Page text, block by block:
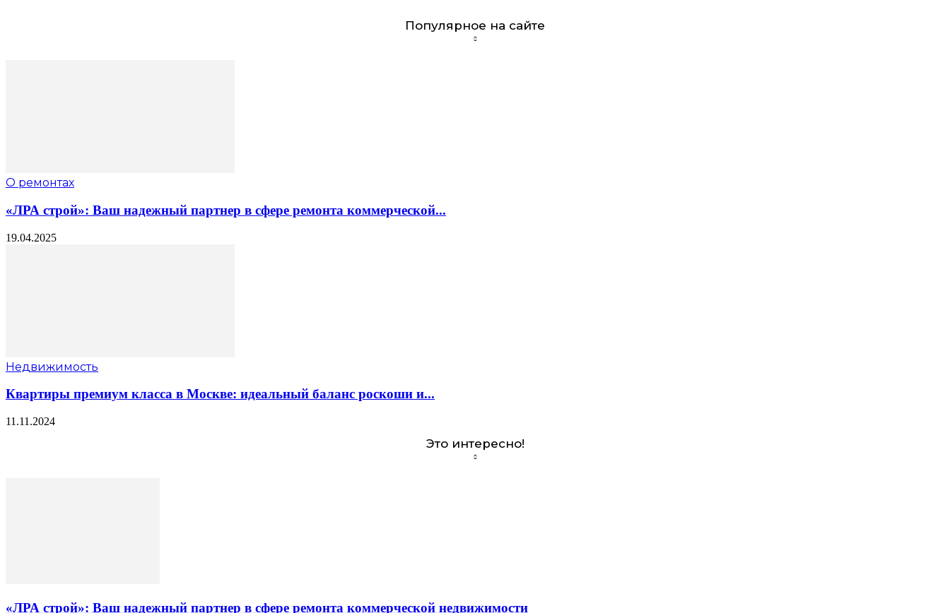
Популярное на сайте
О ремонтах
«ЛРА строй»: Ваш надежный партнер в сфере ремонта коммерческой...
19.04.2025
Недвижимость
Квартиры премиум класса в Москве: идеальный баланс роскоши и...
11.11.2024
Это интересно!
«ЛРА строй»: Ваш надежный партнер в сфере ремонта коммерческой недвижимости